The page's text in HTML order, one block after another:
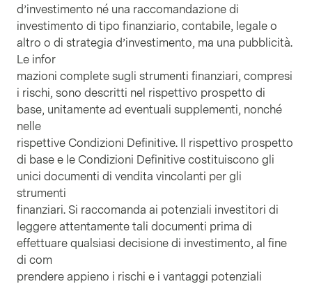
d’investimento né una raccomandazione di
investimento di tipo finanziario, contabile, legale o
altro o di strategia d’investimento, ma una pubblicità.
Le infor
mazioni complete sugli strumenti finanziari, compresi
i rischi, sono descritti nel rispettivo prospetto di
base, unitamente ad eventuali supplementi, nonché
nelle
rispettive Condizioni Definitive. Il rispettivo prospetto
di base e le Condizioni Definitive costituiscono gli
unici documenti di vendita vincolanti per gli
strumenti
finanziari. Si raccomanda ai potenziali investitori di
leggere attentamente tali documenti prima di
effettuare qualsiasi decisione di investimento, al fine
di com
prendere appieno i rischi e i vantaggi potenziali